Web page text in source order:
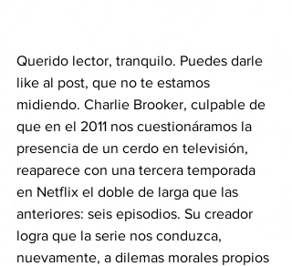
Querido lector, tranquilo. Puedes darle
like al post, que no te estamos
midiendo. Charlie Brooker, culpable de
que en el 2011 nos cuestionáramos la
presencia de un cerdo en televisión,
reaparece con una tercera temporada
en Netflix el doble de larga que las
anteriores: seis episodios. Su creador
logra que la serie nos conduzca,
nuevamente, a dilemas morales propios